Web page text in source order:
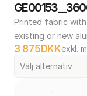
Printed fabric
existing or new
3 875 DKKexkl.
Välj alternativ
-